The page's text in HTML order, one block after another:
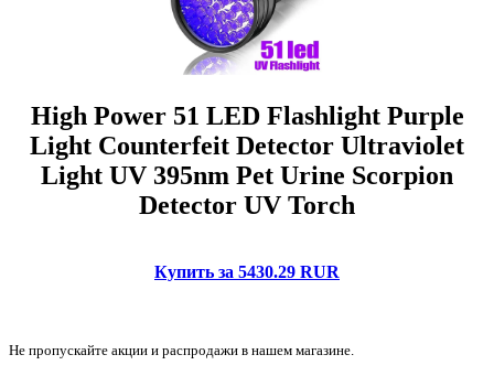
High Power 51 LED Flashlight Purple
Light Counterfeit Detector Ultraviolet
Light UV 395nm Pet Urine Scorpion
Detector UV Torch
Купить за 5430.29 RUR
Не пропускайте акции и распродажи в нашем магазине.